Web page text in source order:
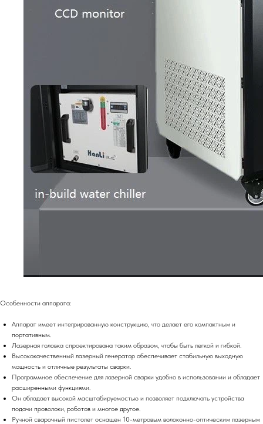
Особенности аппарата:
Аппарат имеет интегрированную конструкцию, что делает его компактным и
портативным.
Лазерная головка спроектирована таким образом, чтобы быть легкой и гибкой.
Высококачественный лазерный генератор обеспечивает стабильную выходную
мощность и отличные результаты сварки.
Программное обеспечение для лазерной сварки удобно в использовании и обладает
расширенными функциями.
Он обладает высокой масштабируемостью и позволяет подключать устройства
подачи проволоки, роботов и многое другое.
Ручной сварочный пистолет оснащен 10-метровым волоконно-оптическим лазерным